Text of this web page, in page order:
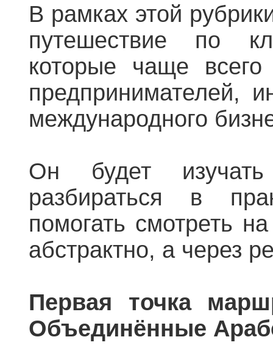
В рамках этой
путешествие по
которые чаще
предпринимателей,
международного
Он будет
разбираться в
помогать смотреть
абстрактно, а через
Первая точка
Объединённые